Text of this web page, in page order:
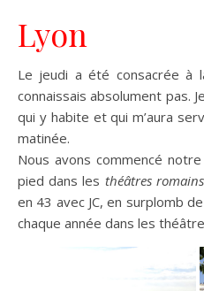
Lyon
Le jeudi a été consacrée à
connaissais absolument pas.
qui y habite et qui m’aura
matinée.
Nous avons commencé
pied dans les théâtres romains
en 43 avec JC, en surplomb
chaque année dans les